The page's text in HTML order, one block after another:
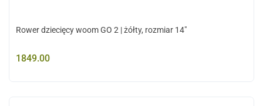
Rower dziecięcy woom GO 2 | żółty, rozmiar 14"
1849.00